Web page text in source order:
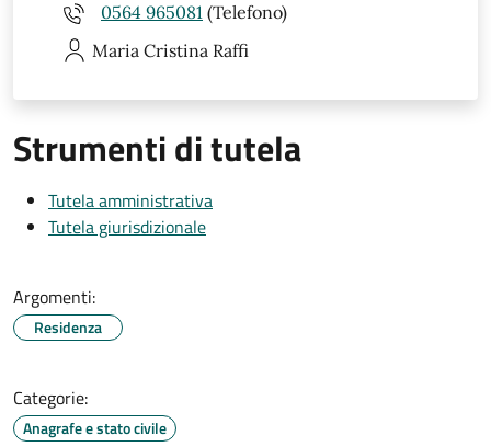
0564 965081 (Telefono)
Maria Cristina Raffi
Strumenti di tutela
Tutela amministrativa
Tutela giurisdizionale
Argomenti:
Residenza
Categorie:
Anagrafe e stato civile